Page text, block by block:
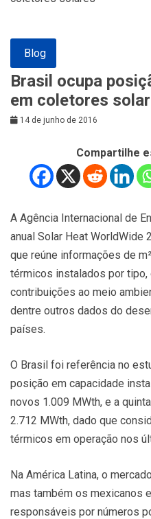
Blog
Brasil ocupa
em coletores
14 de junho de 2016
Compartilhe
A Agência Internacional de
anual Solar Heat WorldWide
que reúne informações de
térmicos instalados por tipo,
contribuições ao meio
dentre outros dados do
países.
O Brasil foi referência no
posição em capacidade
novos 1.009 MWth, e a
2.712 MWth, dado que
térmicos em operação nos
Na América Latina, o
mas também os mexicanos
responsáveis por números